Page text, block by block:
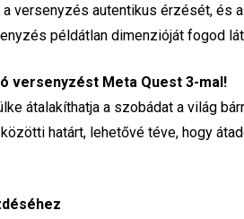
versenyzés autentikus érzését, és
példátlan dimenzióját fogod
versenyzést Meta Quest 3-mal!
átalakíthatja a szobádat a világ
határt, lehetővé téve, hogy